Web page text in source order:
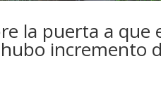
la puerta a que
incremento